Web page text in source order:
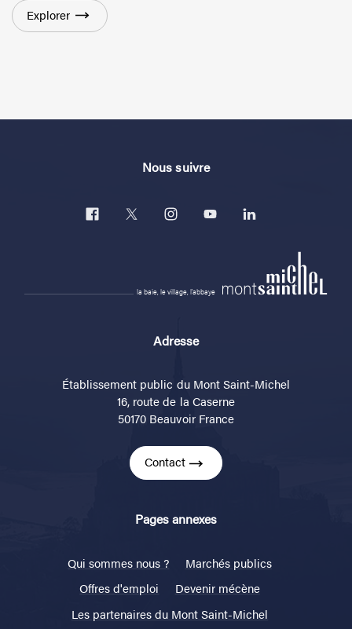
Explorer
Nous suivre
la baie, le village, l'abbaye
Adresse
Établissement public du Mont Saint-Michel
16, route de la Caserne
50170 Beauvoir France
Contact
Pages annexes
Qui sommes nous ?
Marchés publics
Offres d'emploi
Devenir mécène
Les partenaires du Mont Saint-Michel